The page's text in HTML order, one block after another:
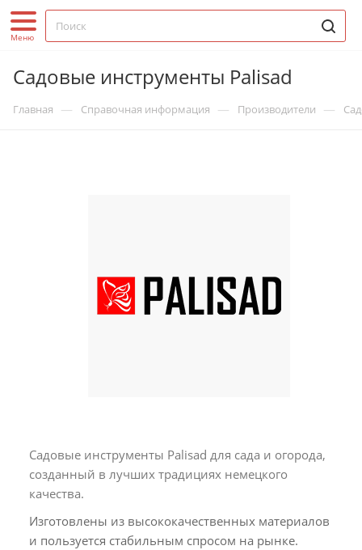
Садовые инструменты Palisad
Главная — Справочная информация — Производители —
Садовые инструменты Palisad для сада и огорода,
созданный в лучших традициях немецкого
качества.
Изготовлены из высококачественных материалов
и пользуется стабильным спросом на рынке.